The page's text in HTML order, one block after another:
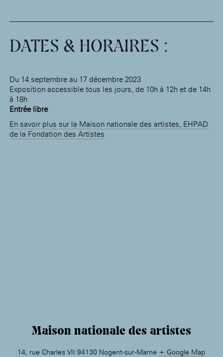
DATES & HORAIRES :
Du 14 septembre au 17 décembre 2023
Exposition accessible tous les jours, de 10h à 12h et de 14h
à 18h
Entrée libre
En savoir plus sur la Maison nationale des artistes, EHPAD
de la Fondation des Artistes
Maison nationale des artistes
14, rue Charles VII 94130 Nogent-sur-Marne + Google Map